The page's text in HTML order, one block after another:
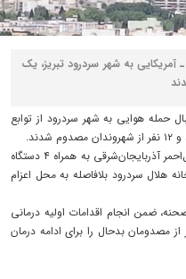
به شهر سردرود تبریز، یک
۲۴ اسفندماه به دنبال حمله هوایی به شهر سردرود از توابع
در پی وقوع این حادثه، ۱۲ نجاتگر جمعیت هلال‌احمر آذربایجان‌شرقی به همراه ۴ دستگاه
۴ تیم عملیاتی و ۲ تیم از خانه هلال سردرود بلافاصله به محل اعزام
ضمن انجام اقدامات اولیه درمانی
مصدومان بدحال را برای ادامه درمان